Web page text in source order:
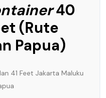
40
(Rute
Papua)